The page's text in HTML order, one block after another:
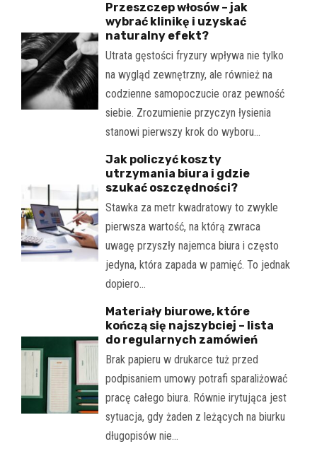
Przeszczep włosów – jak
wybrać klinikę i uzyskać
naturalny efekt?
Utrata gęstości fryzury wpływa nie tylko
na wygląd zewnętrzny, ale również na
codzienne samopoczucie oraz pewność
siebie. Zrozumienie przyczyn łysienia
stanowi pierwszy krok do wyboru…
Jak policzyć koszty
utrzymania biura i gdzie
szukać oszczędności?
Stawka za metr kwadratowy to zwykle
pierwsza wartość, na którą zwraca
uwagę przyszły najemca biura i często
jedyna, która zapada w pamięć. To jednak
dopiero…
Materiały biurowe, które
kończą się najszybciej – lista
do regularnych zamówień
Brak papieru w drukarce tuż przed
podpisaniem umowy potrafi sparaliżować
pracę całego biura. Równie irytująca jest
sytuacja, gdy żaden z leżących na biurku
długopisów nie…